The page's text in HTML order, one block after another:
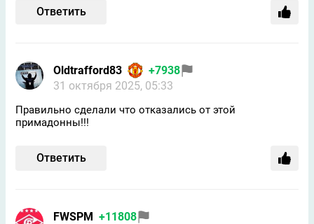
Ответить
Oldtrafford83
+7938
31 октября 2025, 05:33
Правильно сделали что отказались от этой
примадонны!!!
Ответить
FWSPM +11808